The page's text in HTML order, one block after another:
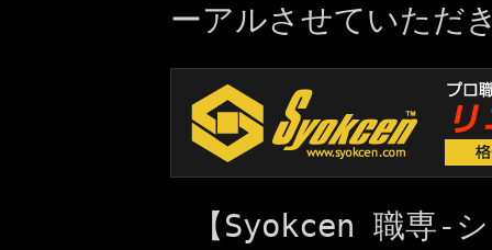
ーアルさせていただ
【Syokcen 職専-